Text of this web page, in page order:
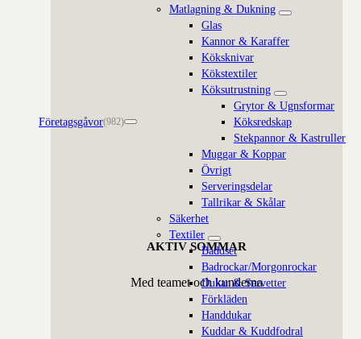
AKTIV SOMMAR
Med teamet och kunderna
Företagsgåvor(982)
Matlagning & Dukning
Glas
Kannor & Karaffer
Köksknivar
Kökstextiler
Köksutrustning
Grytor & Ugnsformar
Köksredskap
Stekpannor & Kastruller
Muggar & Koppar
Övrigt
Serveringsdelar
Tallrikar & Skålar
Säkerhet
Textiler
Bäddset
Badrockar/Morgonrockar
Dukar & Servetter
Förkläden
Handdukar
Kuddar & Kuddfodral